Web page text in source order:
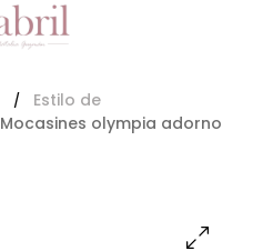
/
Estilo de
Mocasines olympia adorno